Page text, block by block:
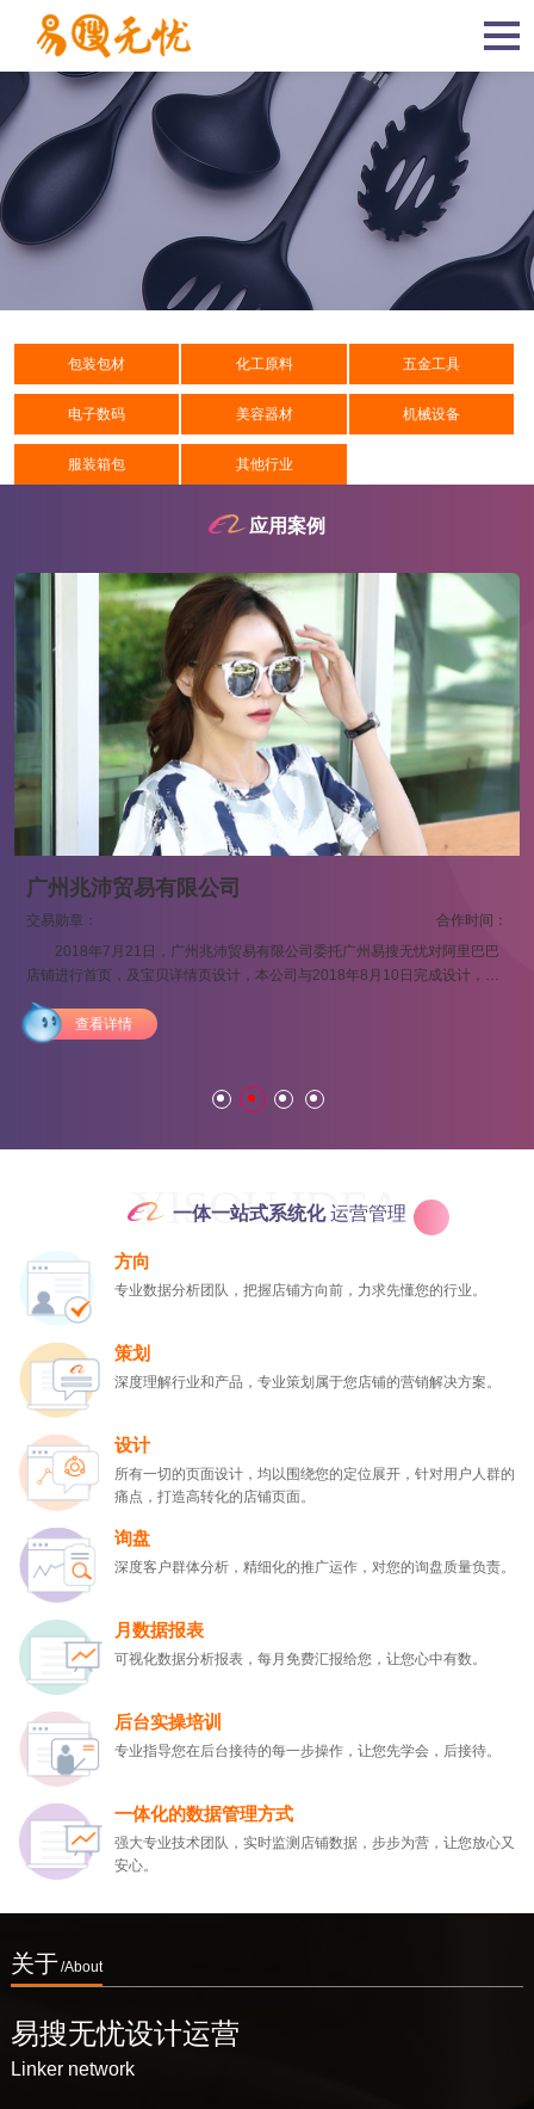
包装包材 化工原料 五金工具
电子数码 美容器材 机械设备
服装箱包 其他行业
应用案例
广州兆沛贸易有限公司
交易勋章：
合作时间：
2018年7月21日，广州兆沛贸易有限公司委托广州易搜无忧对阿里巴巴
店铺进行首页，及宝贝详情页设计，本公司与2018年8月10日完成设计，并
在产品上传后店铺取得全新的销量提升。本次合作取得圆满成功。 广州
兆沛贸易有限公司是一家实力雄厚的营销型电子商务公司，厂房面积: 3000
平方米经过多年的累积与沉淀，集生产，运营，销售于一体的网络销售公
广大客户的信任。 广州易搜无忧衷心祝愿广州兆沛贸易有限公司未来发
查看详情
YISOU IDEA
一体一站式系统化运营管理
方向
专业数据分析团队，把握店铺方向前，力求先懂您的行业。
策划
深度理解行业和产品，专业策划属于您店铺的营销解决方案。
设计
所有一切的页面设计，均以围绕您的定位展开，针对用户人群的
痛点，打造高转化的店铺页面。
询盘
深度客户群体分析，精细化的推广运作，对您的询盘质量负责。
月数据报表
可视化数据分析报表，每月免费汇报给您，让您心中有数。
后台实操培训
专业指导您在后台接待的每一步操作，让您先学会，后接待。
一体化的数据管理方式
强大专业技术团队，实时监测店铺数据，步步为营，让您放心又
安心。
关于/About
易搜无忧设计运营
Linker network